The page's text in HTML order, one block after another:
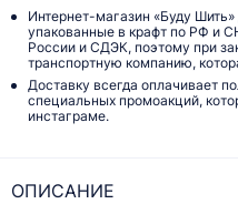
Интернет-магазин «Буду
упакованные в крафт по РФ и
России и СДЭК, поэтому при
транспортную компанию,
Доставку всегда оплачивает
специальных промоакций,
инстаграме.
ОПИСАНИЕ